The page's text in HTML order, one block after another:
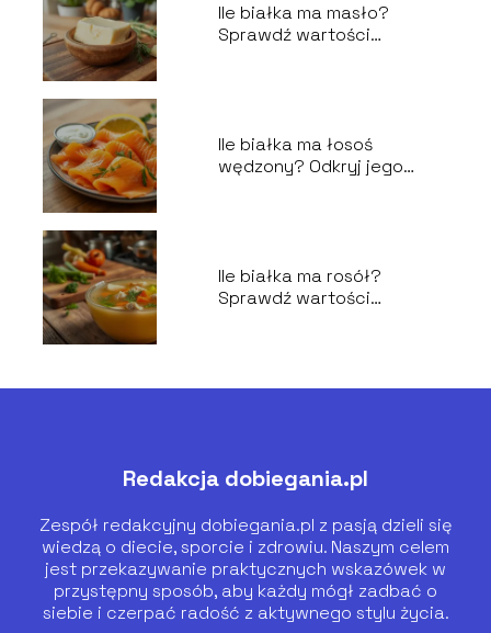
Ile białka ma masło?
Sprawdź wartości
Ile białka ma łosoś
wędzony? Odkryj jego
Ile białka ma rosół?
Sprawdź wartości
Redakcja dobiegania.pl
Zespół redakcyjny dobiegania.pl z pasją dzieli się
wiedzą o diecie, sporcie i zdrowiu. Naszym celem
jest przekazywanie praktycznych wskazówek w
przystępny sposób, aby każdy mógł zadbać o
siebie i czerpać radość z aktywnego stylu życia.